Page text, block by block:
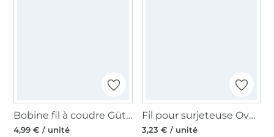
Bobine fil à coudre Gütermann 200m polyester, (802) crème vanille
4,99 € / unité
Fil pour surjeteuse Overlock 120, 2740 m, noir
3,23 € / unité